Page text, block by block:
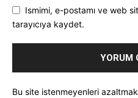
Ismimi, e-postamı ve web
tarayıcıya kaydet.
Bu site istenmeyenleri